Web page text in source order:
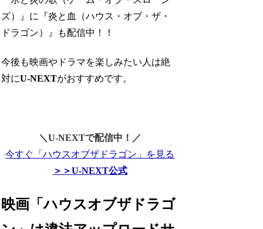
ズ）』に『炎と血
（ハウス・オブ・ザ・
ドラゴン）』も配信中！！
今後も映画やドラマを楽しみたい人は絶
対にU-NEXTがおすすめです。
＼U-NEXTで配信中！／
今すぐ「ハウスオブザドラゴン」を見る
＞＞U-NEXT公式
映画「ハウスオブザドラゴ